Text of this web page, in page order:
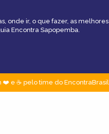
onde ir, o que fazer, as melhores
Encontra Sapopemba.
❤️ e ☕ pelo time do EncontraBrasil